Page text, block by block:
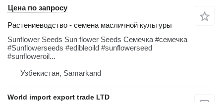
Цена по запросу
Растениеводство - семена масличной культуры
Sunflower Seeds Sun flower Seeds Семечка #семечка
#Sunflowerseeds #edibleoild #sunflowerseed
#sunfloweroil...
Узбекистан, Samarkand
World import export trade LTD